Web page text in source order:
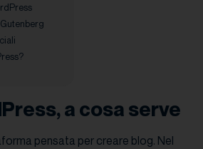
a cosa serve
pensata per creare blog. Nel